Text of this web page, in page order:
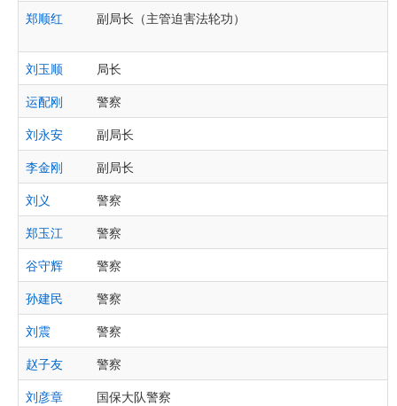
郑顺红 副局长（主管迫害法轮功）
刘玉顺
局长
运配刚
警察
刘永安
副局长
李金刚
副局长
刘义
警察
郑玉江
警察
谷守辉
警察
孙建民
警察
刘震
警察
赵子友
警察
刘彦章
国保大队警察